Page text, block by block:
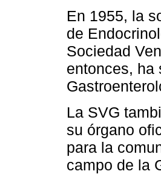
En 1955, la
de
Sociedad
entonces, ha
La SVG
su órgano
para la
campo de la